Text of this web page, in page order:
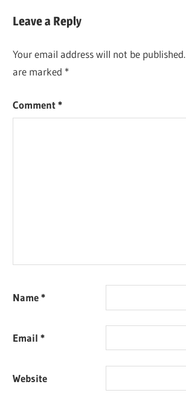
navigation
Leave a Reply
Your email address will not be published.
are marked *
Comment*
Name*
Email*
Website